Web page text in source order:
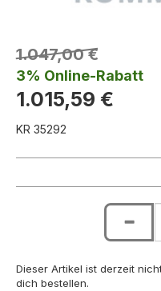
1.047,00 €
3% Online-Rabatt
1.015,59 €
KR 35292
Dieser Artikel ist derzeit
dich bestellen.